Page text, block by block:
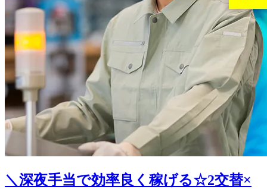
＼深夜手当で効率良く稼げる☆2交替×